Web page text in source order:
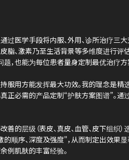
过医学手段将内服、外用、诊所治疗三
皮脂、激素乃至生活背景等多维度进行评
，也能为每位患者量身定制最优治疗方
服用方能发挥最大功效。我的理念是精
正必需的产品定制“护肤方案图谱”。
的层级（表皮、真皮、血管、皮下组织
顺序、深度及强度"，从而制定出效果
例肌肤的丰富经验。